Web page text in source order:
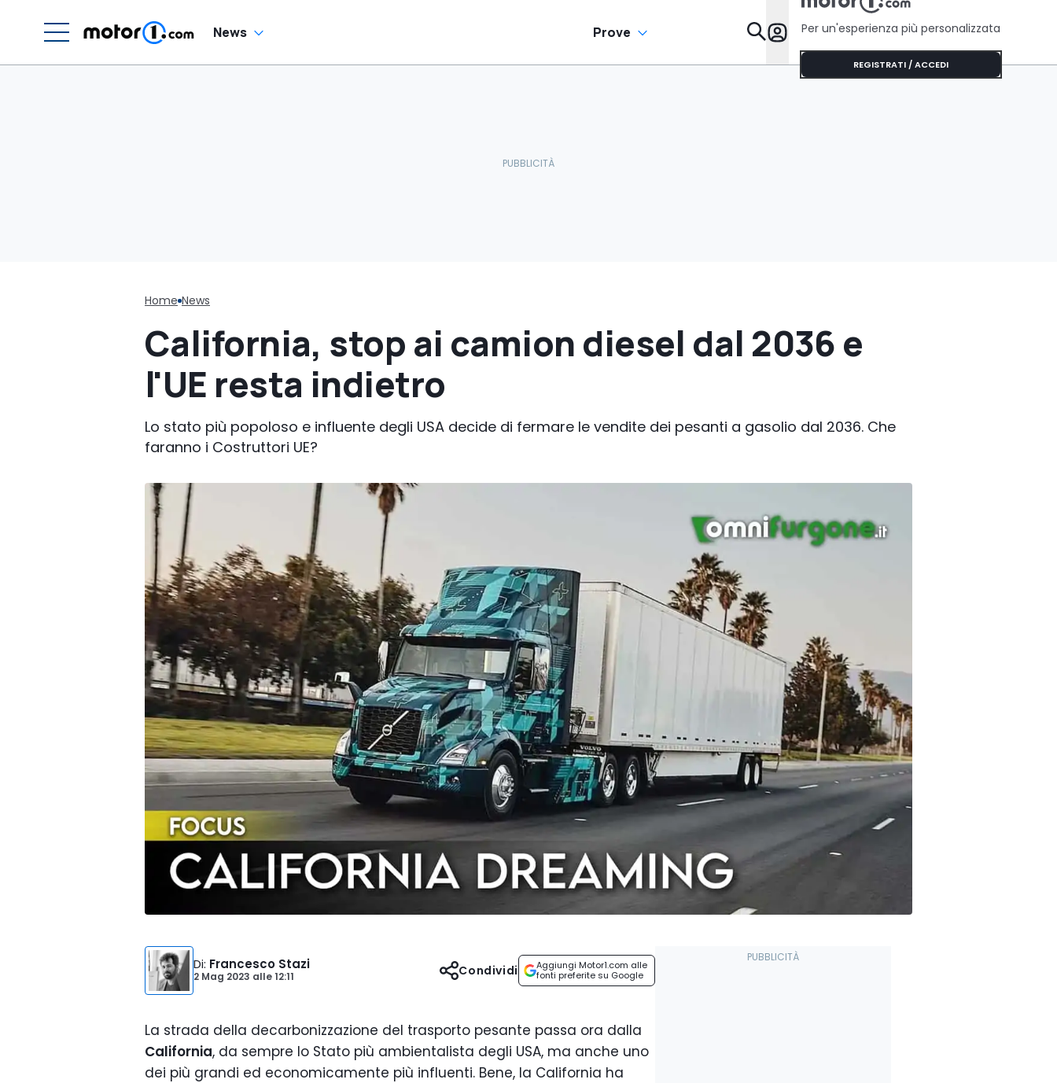
News Prove Da Sapere
Per un'esperienza più personalizzata
REGISTRATI / ACCEDI
Home News
California, stop ai camion diesel dal 2036 e
l'UE resta indietro
Lo stato più popoloso e influente degli USA decide di fermare le vendite dei pesanti a gasolio dal 2036. Che
faranno i Costruttori UE?
Di: Francesco Stazi
2 Mag 2023 alle12:11
Aggiungi Motor1.com alle
fonti preferite su Google
Condividi
La strada della decarbonizzazione del trasporto pesante passa ora dalla
California, da sempre lo Stato più ambientalista degli USA, ma anche uno
dei più grandi ed economicamente più influenti. Bene, la California ha